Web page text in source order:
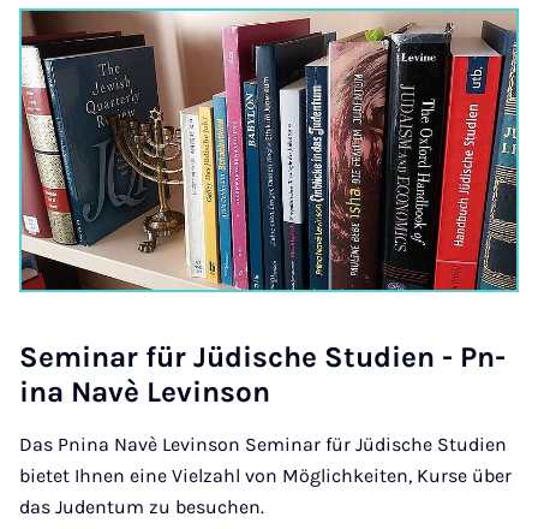
Sem­in­ar für Jüdis­che Stud­i­en - Pn­
ina Navè Lev­in­son
Das Pnina Navè Levinson Seminar für Jüdische Studien
bietet Ihnen eine Vielzahl von Möglichkeiten, Kurse über
das Judentum zu besuchen.